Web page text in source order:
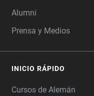
Alumni
Prensa y Medios
INICIO RÁPIDO
Cursos de Alemán